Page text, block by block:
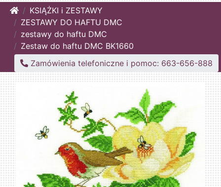
HomeKSIĄŻKI i ZESTAWY
ZESTAWY DO HAFTU DMC
zestawy do haftu DMC
Zestaw do haftu DMC BK1660
Zamówienia telefoniczne i pomoc: 663-656-888